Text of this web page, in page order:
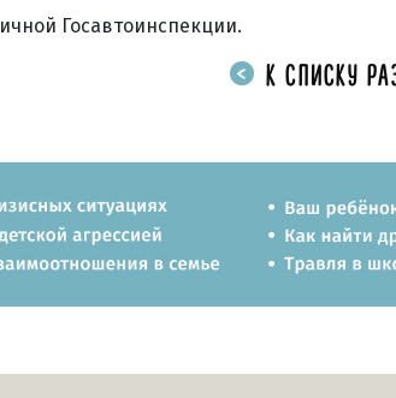
Госавтоинспекции.
К СПИСКУ